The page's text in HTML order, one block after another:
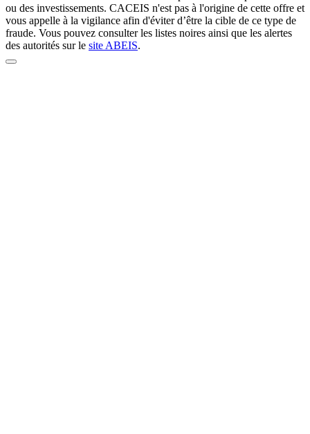
ou des investissements. CACEIS n'est pas à l'origine de cette offre et
vous appelle à la vigilance afin d'éviter d’être la cible de ce type de
fraude. Vous pouvez consulter les listes noires ainsi que les alertes
des autorités sur le site ABEIS.